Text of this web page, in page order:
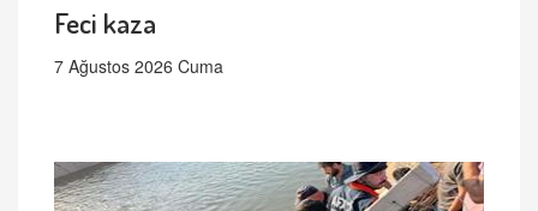
Feci kaza
7 Ağustos 2026 Cuma